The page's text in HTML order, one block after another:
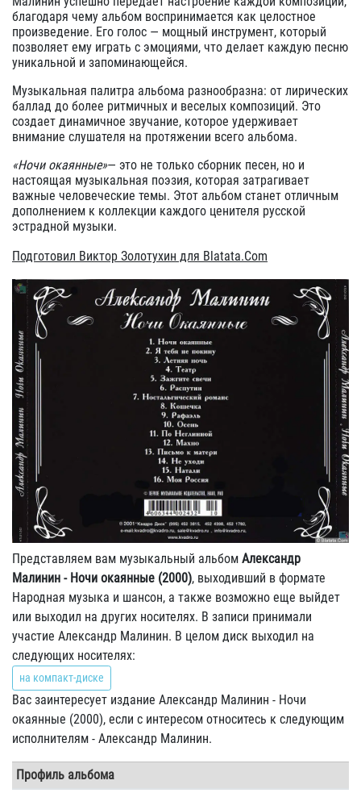
благодаря чему альбом воспринимается как целостное
произведение. Его голос — мощный инструмент, который
позволяет ему играть с эмоциями, что делает каждую песню
уникальной и запоминающейся.
Музыкальная палитра альбома разнообразна: от лирических
баллад до более ритмичных и веселых композиций. Это
создает динамичное звучание, которое удерживает
внимание слушателя на протяжении всего альбома.
«Ночи окаянные»— это не только сборник песен, но и
настоящая музыкальная поэзия, которая затрагивает
важные человеческие темы. Этот альбом станет отличным
дополнением к коллекции каждого ценителя русской
эстрадной музыки.
Подготовил Виктор Золотухин для Blatata.Com
Представляем вам музыкальный альбом Александр
Малинин - Ночи окаянные (2000), выходивший в формате
Народная музыка и шансон, а также возможно еще выйдет
или выходил на других носителях. В записи принимали
участие Александр Малинин. В целом диск выходил на
следующих носителях:
на компакт-диске
Вас заинтересует издание Александр Малинин - Ночи
окаянные (2000), если с интересом относитесь к следующим
исполнителям - Александр Малинин.
Профиль альбома